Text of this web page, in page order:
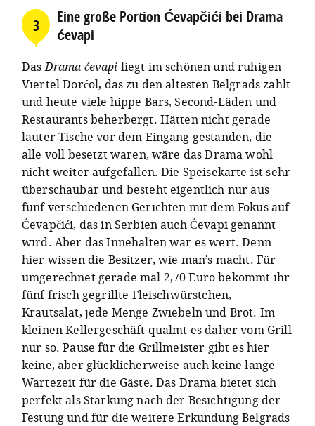
3
Eine große Portion Ćevapčići bei Drama
ćevapi
DasDrama ćevapi liegt im schönen und ruhigen
Viertel Dorćol, das zu den ältesten Belgrads zählt
und heute viele hippe Bars, Second-Läden und
Restaurants beherbergt. Hätten nicht gerade
lauter Tische vor dem Eingang gestanden, die
alle voll besetzt waren, wäre das Drama wohl
nicht weiter aufgefallen. Die Speisekarte ist sehr
überschaubar und besteht eigentlich nur aus
fünf verschiedenen Gerichten mit dem Fokus auf
Ćevapčići, das in Serbien auch Ćevapi genannt
wird. Aber das Innehalten war es wert. Denn
hier wissen die Besitzer, wie man’s macht. Für
umgerechnet gerade mal 2,70 Euro bekommt ihr
fünf frisch gegrillte Fleischwürstchen,
Krautsalat, jede Menge Zwiebeln und Brot. Im
kleinen Kellergeschäft qualmt es daher vom Grill
nur so. Pause für die Grillmeister gibt es hier
keine, aber glücklicherweise auch keine lange
Wartezeit für die Gäste. Das Drama bietet sich
perfekt als Stärkung nach der Besichtigung der
Festung und für die weitere Erkundung Belgrads